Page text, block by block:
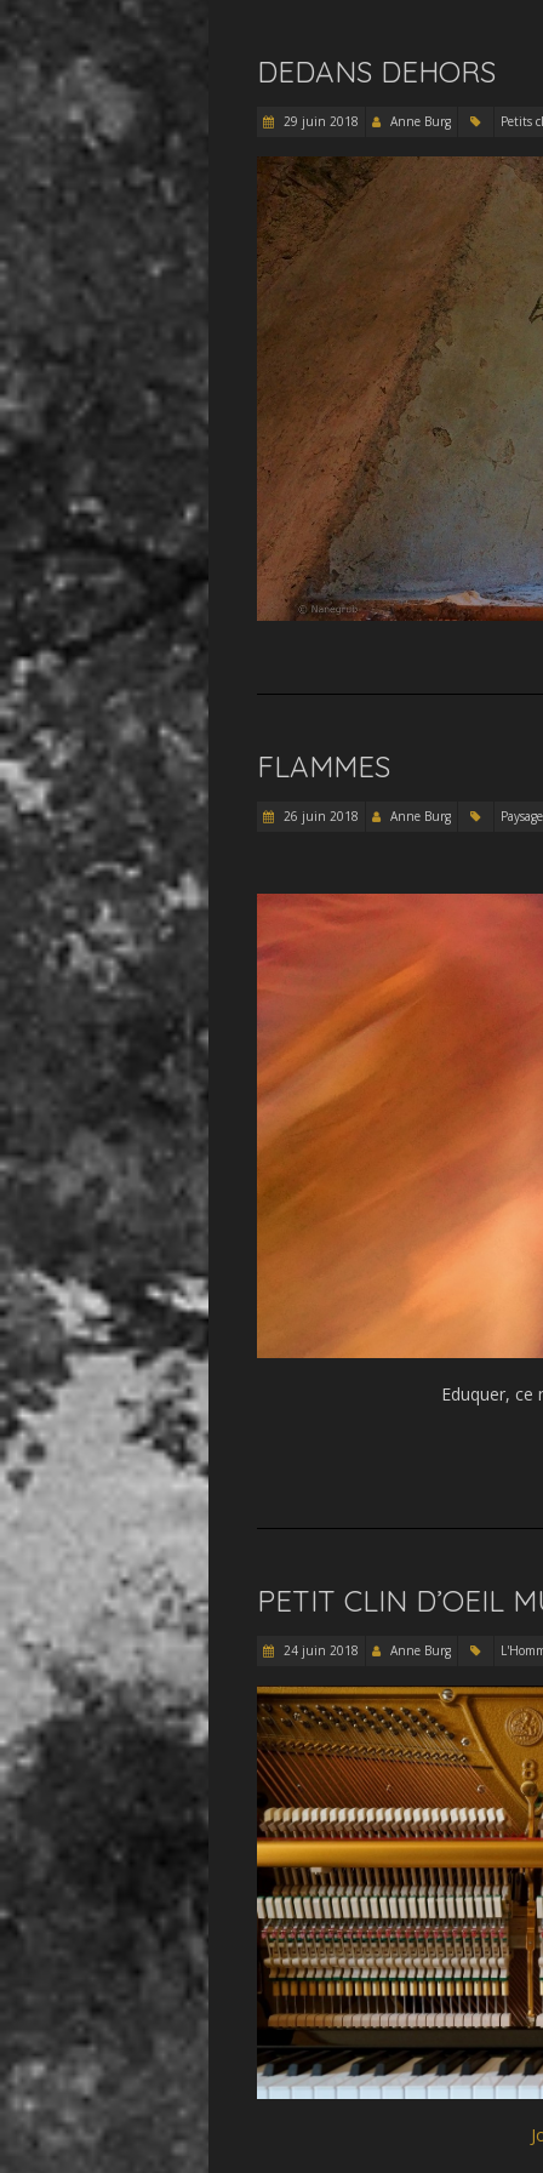
DEDANS DEHORS
29 juin 2018 Anne Burg Petits
FLAMMES
26 juin 2018 Anne Burg
Eduquer, ce
PETIT CLIN D’OEIL
24 juin 2018 Anne Burg